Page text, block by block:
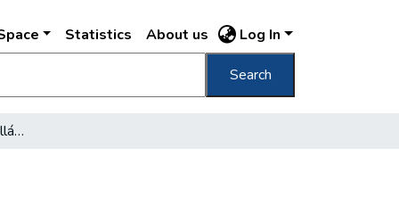
Statistics About us Log In
Search
A Kossuth Lajos utcai villámos